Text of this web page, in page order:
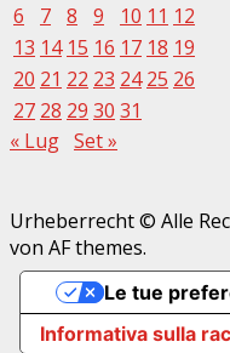
6
7 8 9 10 11 12
13 14 15 16 17 18 19
20 21 22 23 24 25 26
27 28 29 30 31
« Lug Set »
Urheberrecht © Alle
von AF themes.
Informativa sulla
Le tue